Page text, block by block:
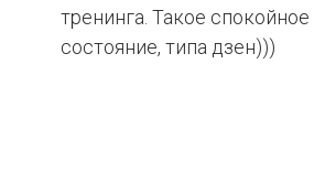
тренинга. Такое
состояние, типа дзен)))